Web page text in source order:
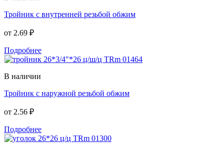
Тройник с внутренней резьбой обжим
от 2.69 ₽
Подробнее
В наличии
Тройник с наружной резьбой обжим
от 2.56 ₽
Подробнее